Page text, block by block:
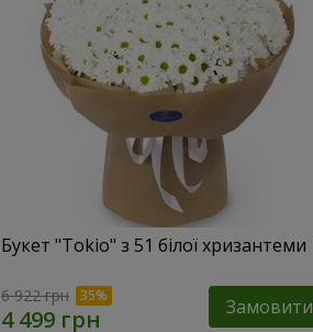
Букет "Tokio" з 51 білої хризантеми
6 922 грн Замовити